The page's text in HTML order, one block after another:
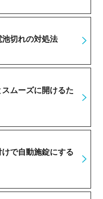
切れの対処法
ムーズに開けるた
で自動施錠にする